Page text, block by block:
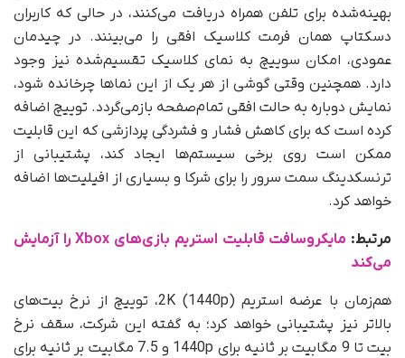
بهینه‌شده برای تلفن همراه دریافت می‌کنند، در حالی که کاربران
دسکتاپ همان فرمت کلاسیک افقی را می‌بینند. در چیدمان
عمودی، امکان سوییچ به نمای کلاسیک تقسیم‌شده نیز وجود
دارد. همچنین وقتی گوشی از هر یک از این نماها چرخانده شود،
نمایش دوباره به حالت افقی تمام‌صفحه بازمی‌گردد. توییچ اضافه
کرده است که برای کاهش فشار و فشردگی پردازشی که این قابلیت
ممکن است روی برخی سیستم‌ها ایجاد کند، پشتیبانی از
ترنسکدینگ سمت سرور را برای شرکا و بسیاری از افیلیت‌ها اضافه
خواهد کرد.
مرتبط:
مایکروسافت قابلیت استریم بازی‌های Xbox را آزمایش
می‌کند
هم‌زمان با عرضه استریم 2K (1440p)، توییچ از نرخ بیت‌های
بالاتر نیز پشتیبانی خواهد کرد؛ به گفته این شرکت، سقف نرخ
بیت تا 9 مگابیت بر ثانیه برای 1440p و 7.5 مگابیت بر ثانیه برای